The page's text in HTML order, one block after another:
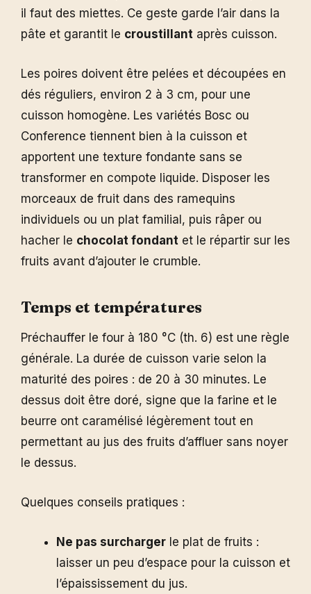
il faut des miettes. Ce geste garde l’air dans la
pâte et garantit le croustillant après cuisson.
Les poires doivent être pelées et découpées en
dés réguliers, environ 2 à 3 cm, pour une
cuisson homogène. Les variétés Bosc ou
Conference tiennent bien à la cuisson et
apportent une texture fondante sans se
transformer en compote liquide. Disposer les
morceaux de fruit dans des ramequins
individuels ou un plat familial, puis râper ou
hacher le chocolat fondant et le répartir sur les
fruits avant d’ajouter le crumble.
Temps et températures
Préchauffer le four à 180 °C (th. 6) est une règle
générale. La durée de cuisson varie selon la
maturité des poires : de 20 à 30 minutes. Le
dessus doit être doré, signe que la farine et le
beurre ont caramélisé légèrement tout en
permettant au jus des fruits d’affluer sans noyer
le dessus.
Quelques conseils pratiques :
Ne pas surcharger le plat de fruits :
laisser un peu d’espace pour la cuisson et
l’épaississement du jus.